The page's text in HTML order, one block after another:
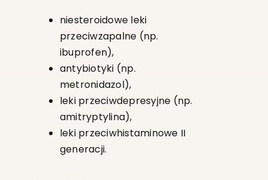
niesteroidowe leki
przeciwzapalne (np.
ibuprofen),
antybiotyki (np.
metronidazol),
leki przeciwdepresyjne (np.
amitryptylina),
leki przeciwhistaminowe II
generacji.